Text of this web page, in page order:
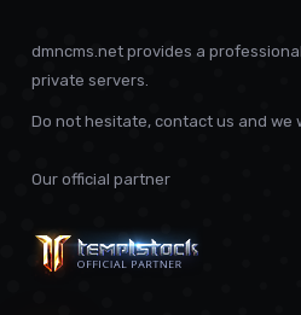
dmncms.net provides a
private servers.
Do not hesitate, contact us and we
Our official partner